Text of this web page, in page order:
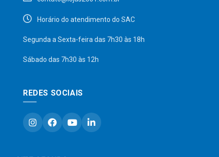
Horário do atendimento do SAC
Segunda a Sexta-feira das 7h30 às 18h
Sábado das 7h30 às 12h
REDES SOCIAIS